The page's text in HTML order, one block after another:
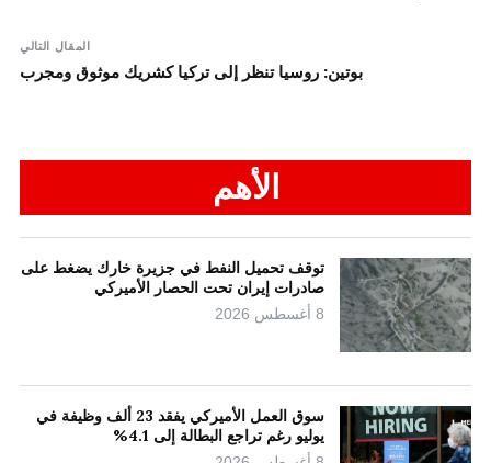
المقال التالي
بوتين: روسيا تنظر إلى تركيا كشريك موثوق ومجرب
الأهم
توقف تحميل النفط في جزيرة خارك يضغط على
صادرات إيران تحت الحصار الأميركي
8 أغسطس 2026
سوق العمل الأميركي يفقد 23 ألف وظيفة في
يوليو رغم تراجع البطالة إلى 4.1%